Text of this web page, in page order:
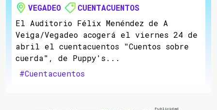
VEGADEO
CUENTACUENTOS
El Auditorio Félix Menéndez de A
Veiga/Vegadeo acogerá el viernes 24 de
abril el cuentacuentos "Cuentos sobre
cuerda", de Puppy's...
#Cuentacuentos